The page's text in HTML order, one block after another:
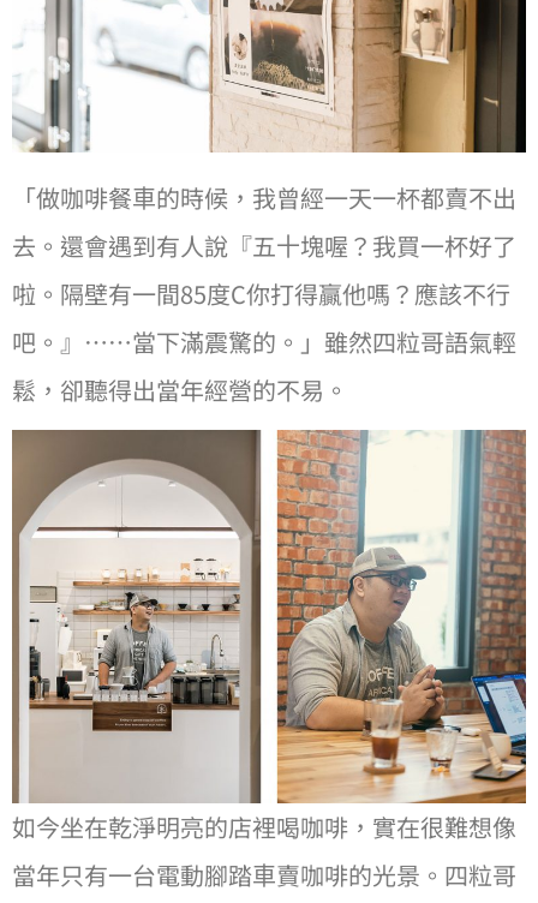
「做咖啡餐⾞的時候，我曾經⼀天⼀杯都賣不出
去。還會遇到有⼈說『五⼗塊喔？我買⼀杯好了
啦。隔壁有⼀間85度C你打得贏他嗎？應該不⾏
吧。』⋯⋯當下滿震驚的。」雖然四粒哥語氣輕
鬆，卻聽得出當年經營的不易。
如今坐在乾淨明亮的店裡喝咖啡，實在很難想像
當年只有⼀台電動腳踏⾞賣咖啡的光景。四粒哥